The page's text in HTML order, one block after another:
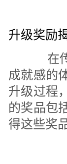
升级奖励
在传
成就感的
升级过程
的奖品包
得这些奖